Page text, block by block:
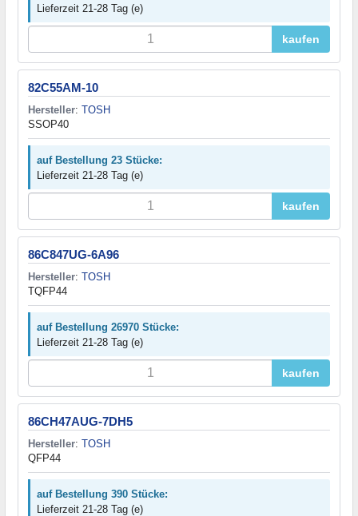
Lieferzeit 21-28 Tag (e)
kaufen
82C55AM-10
Hersteller: TOSH
SSOP40
auf Bestellung 23 Stücke:
Lieferzeit 21-28 Tag (e)
kaufen
86C847UG-6A96
Hersteller: TOSH
TQFP44
auf Bestellung 26970 Stücke:
Lieferzeit 21-28 Tag (e)
kaufen
86CH47AUG-7DH5
Hersteller: TOSH
QFP44
auf Bestellung 390 Stücke:
Lieferzeit 21-28 Tag (e)